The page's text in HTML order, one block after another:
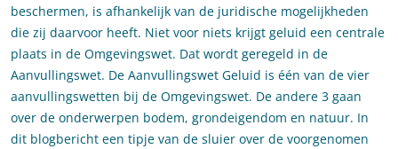
beschermen, is afhankelijk van de juridische mogelijkheden
die zij daarvoor heeft. Niet voor niets krijgt geluid een centrale
plaats in de Omgevingswet. Dat wordt geregeld in de
Aanvullingswet. De Aanvullingswet Geluid is één van de vier
aanvullingswetten bij de Omgevingswet. De andere 3 gaan
over de onderwerpen bodem, grondeigendom en natuur. In
dit blogbericht een tipje van de sluier over de voorgenomen